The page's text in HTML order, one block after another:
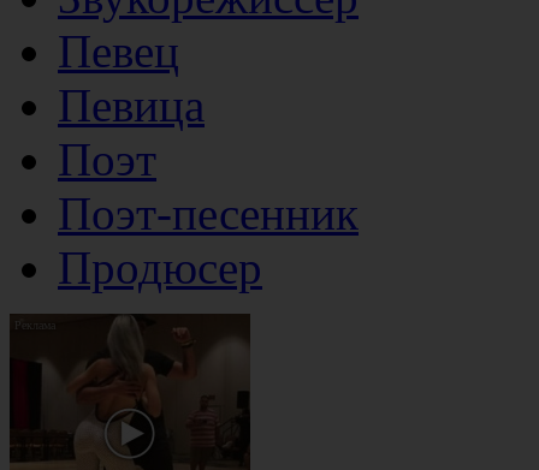
Певец
Певица
Поэт
Поэт-песенник
Продюсер